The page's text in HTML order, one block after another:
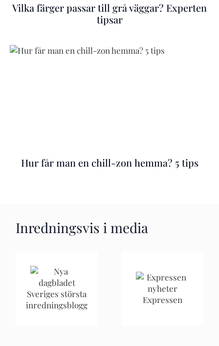
Vilka färger passar till grå väggar? Experten
tipsar
Hur får man en chill-zon hemma? 5 tips
Inredningsvis i media
Sveriges största
inredningsblogg
Expressen